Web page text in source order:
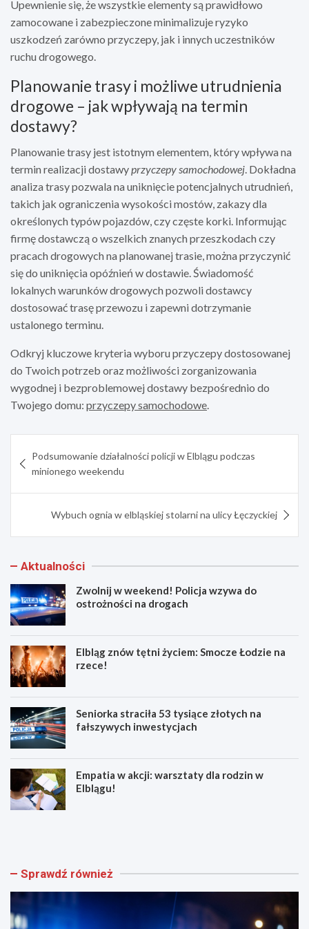
Upewnienie się, że wszystkie elementy są prawidłowo
zamocowane i zabezpieczone minimalizuje ryzyko
uszkodzeń zarówno przyczepy, jak i innych uczestników
ruchu drogowego.
Planowanie trasy i możliwe utrudnienia
drogowe – jak wpływają na termin
dostawy?
Planowanie trasy jest istotnym elementem, który wpływa na
termin realizacji dostawyprzyczepy samochodowej. Dokładna
analiza trasy pozwala na uniknięcie potencjalnych utrudnień,
takich jak ograniczenia wysokości mostów, zakazy dla
określonych typów pojazdów, czy częste korki. Informując
firmę dostawczą o wszelkich znanych przeszkodach czy
pracach drogowych na planowanej trasie, można przyczynić
się do uniknięcia opóźnień w dostawie. Świadomość
lokalnych warunków drogowych pozwoli dostawcy
dostosować trasę przewozu i zapewni dotrzymanie
ustalonego terminu.
Odkryj kluczowe kryteria wyboru przyczepy dostosowanej
do Twoich potrzeb oraz możliwości zorganizowania
wygodnej i bezproblemowej dostawy bezpośrednio do
Twojego domu: przyczepy samochodowe.
wpisu
Podsumowanie działalności policji w Elblągu podczas
minionego weekendu
Wybuch ognia w elbląskiej stolarni na ulicy Łęczyckiej
Aktualności
Zwolnij w weekend! Policja wzywa do
ostrożności na drogach
Elbląg znów tętni życiem: Smocze Łodzie na
rzece!
Seniorka straciła 53 tysiące złotych na
fałszywych inwestycjach
Empatia w akcji: warsztaty dla rodzin w
Elblągu!
Z
i
w
e
E
g
ó
w
Sprawdź również